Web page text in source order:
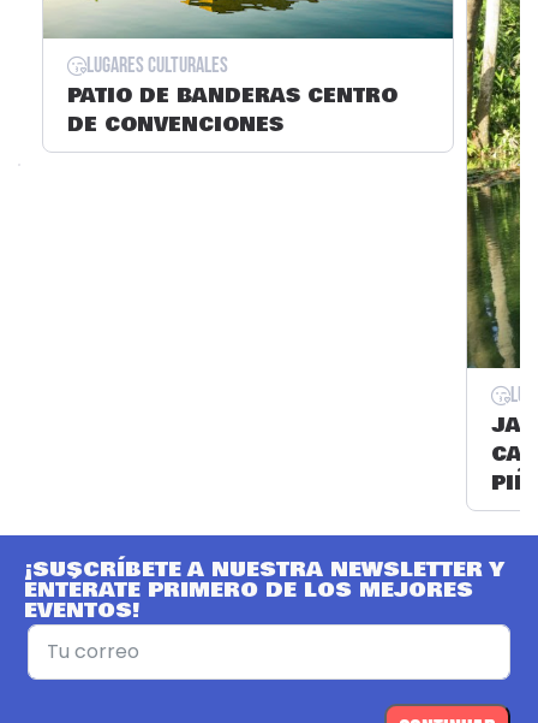
Lugares Culturales
PATIO DE BANDERAS CENTRO
DE CONVENCIONES
¡SUSCRÍBETE A NUESTRA NEWSLETTER Y
ENTÉRATE PRIMERO DE LOS MEJORES
EVENTOS!